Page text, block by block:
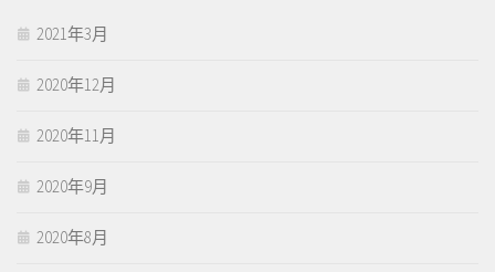
2021年3月
2020年12月
2020年11月
2020年9月
2020年8月